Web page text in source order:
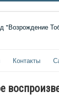
Контакты